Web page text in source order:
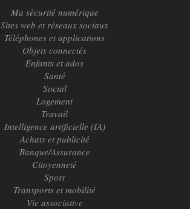
Ma sécurité numérique
Sites web et réseaux sociaux
Téléphones et applications
Objets connectés
Enfants et ados
Santé
Social
Logement
Travail
Intelligence artificielle (IA)
Achats et publicité
Banque/Assurance
Citoyenneté
Sport
Transports et mobilité
Vie associative